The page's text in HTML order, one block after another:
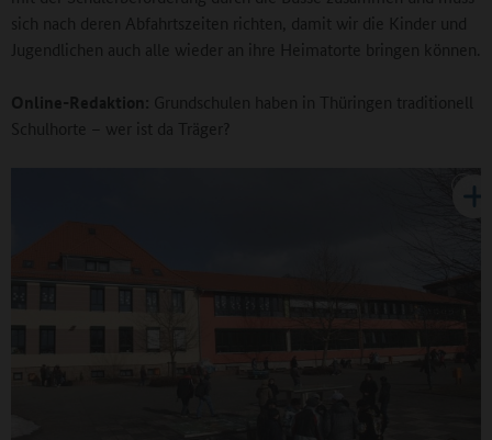
sich nach deren Abfahrtszeiten richten, damit wir die Kinder und
Jugendlichen auch alle wieder an ihre Heimatorte bringen können.
Online-Redaktion: Grundschulen haben in Thüringen traditionell
Schulhorte – wer ist da Träger?